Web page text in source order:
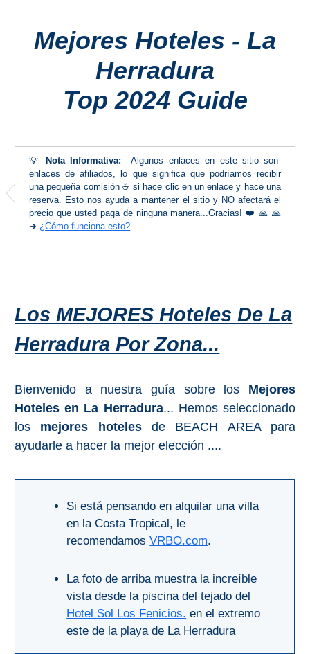
COSTA
Frigiliana
Maro
Estepona
PROVINCES
➜
Malaga
LAS
Pampaneira
Mejores Hoteles - La
Herradura
Top 2024 Guide
💡 Nota Informativa: Algunos enlaces en este sitio son
enlaces de afiliados, lo que significa que podríamos recibir
una pequeña comisión ☕ si hace clic en un enlace y hace una
reserva. Esto nos ayuda a mantener el sitio y NO afectará el
precio que usted paga de ninguna manera...Gracias! ❤️ 🙏 🙏
➜¿Cómo funciona esto?
Los MEJORES Hoteles De La
Herradura Por Zona...
Bienvenido a nuestra guía sobre los Mejores
Hoteles en La Herradura... Hemos seleccionado
los mejores hotelesde BEACH AREA para
ayudarle a hacer la mejor elección ....
Si está pensando en alquilar una villa
en la Costa Tropical, le
recomendamosVRBO.com.
La foto de arriba muestra la increíble
vista desde la piscina del tejado del
Hotel Sol Los Fenicios. en el extremo
este de la playa de La Herradura